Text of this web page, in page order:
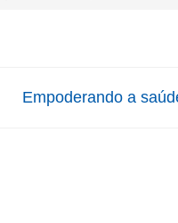
Empoderando a